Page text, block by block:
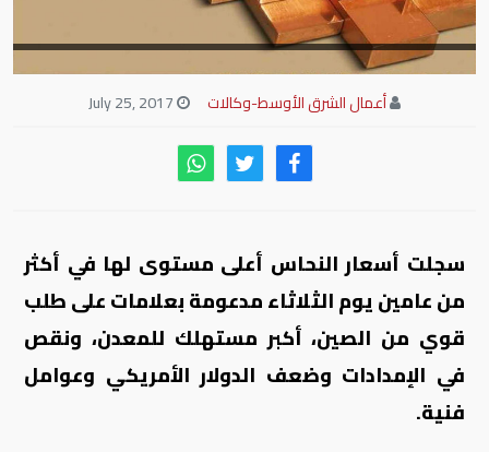
أعمال الشرق الأوسط-وكالات
سجلت أسعار النحاس أعلى مستوى لها في أكثر
من عامين يوم الثلاثاء مدعومة بعلامات على طلب
قوي من الصين، أكبر مستهلك للمعدن، ونقص
في الإمدادات وضعف الدولار الأمريكي وعوامل
فنية.